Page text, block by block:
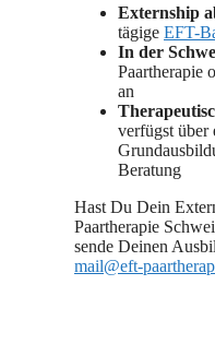
Externship
tägige EFT-
In der
Paartherapie
an
verfügst über
Beratung
Hast Du Dein
Paartherapie
sende Deinen
mail@eft-